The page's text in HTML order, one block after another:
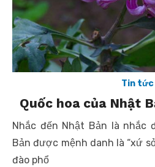
Tin tức
Quốc hoa của Nhật
Nhắc đến Nhật Bản là nhắc
Bản được mệnh danh là “xứ
đào phổ